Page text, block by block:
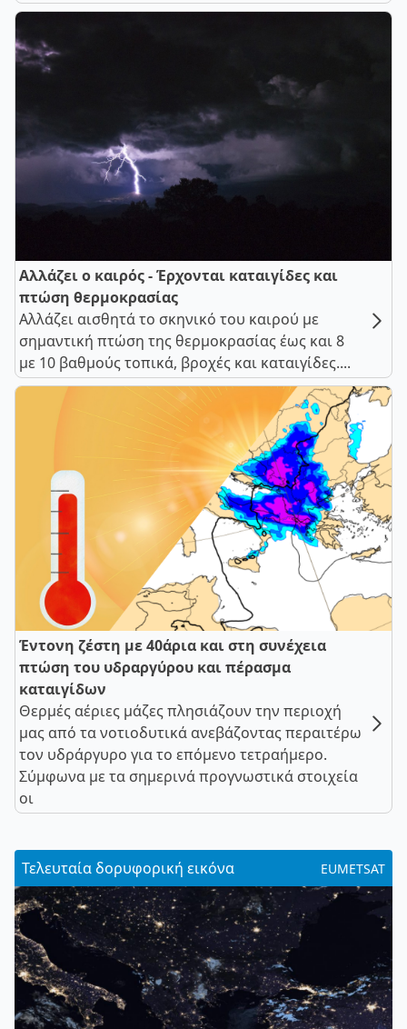
Αλλάζει ο καιρός - Έρχονται καταιγίδες και
πτώση θερμοκρασίας
Αλλάζει αισθητά το σκηνικό του καιρού με
σημαντική πτώση της θερμοκρασίας έως και 8
με 10 βαθμούς τοπικά, βροχές και καταιγίδες....
Έντονη ζέστη με 40άρια και στη συνέχεια
πτώση του υδραργύρου και πέρασμα
καταιγίδων
Θερμές αέριες μάζες πλησιάζουν την περιοχή
μας από τα νοτιοδυτικά ανεβάζοντας περαιτέρω
τον υδράργυρο για το επόμενο τετραήμερο.
Σύμφωνα με τα σημερινά προγνωστικά στοιχεία
οι
Τελευταία δορυφορική εικόνα EUMETSAT